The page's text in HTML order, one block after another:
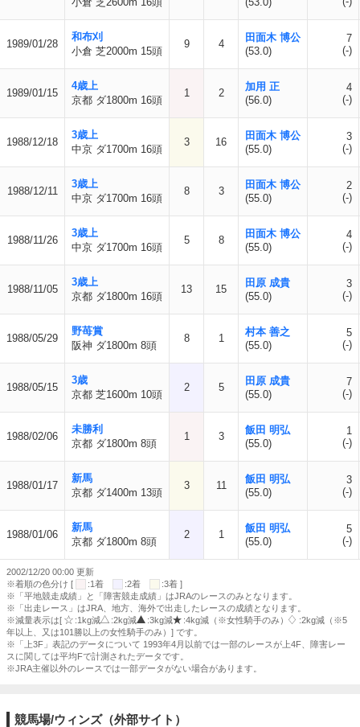
1989/01/28
和布刈
小倉 芝2000m 15頭
9 4
田面木 博公
(53.0)
7
(-)
1989/01/15
4歳上
京都 ダ1800m 16頭
1 2
加用 正
(56.0)
4
(-)
1988/12/18
3歳上
中京 ダ1700m 16頭
3 16
田面木 博公
(55.0)
3
(-)
1988/12/11
3歳上
中京 ダ1700m 16頭
8 3
田面木 博公
(55.0)
2
(-)
1988/11/26
3歳上
中京 ダ1700m 16頭
5 8
田面木 博公
(55.0)
4
(-)
1988/11/05
3歳上
京都 ダ1800m 16頭
13 15
田原 成貴
(55.0)
3
(-)
1988/05/29
野苺賞
阪神 ダ1800m 8頭
8 1
村本 善之
(55.0)
5
(-)
1988/05/15
3歳
京都 芝1600m 10頭
2 5
田原 成貴
(55.0)
7
(-)
1988/02/06
未勝利
京都 ダ1800m 8頭
1 3
飯田 明弘
(55.0)
1
(-)
1988/01/17
新馬
京都 ダ1400m 13頭
3 11
飯田 明弘
(55.0)
3
(-)
1988/01/06
新馬
京都 ダ1800m 8頭
2 1
飯田 明弘
(55.0)
5
(-)
2002/12/20 00:00 更新
※着順の色分け [
:1着 :2着
:3着 ]
※「平地競走成績」と「障害競走成績」はJRAのレースのみとなります。
※「出走レース」はJRA、地方、海外で出走したレースの成績となります。
※減量表示は[
:1kg減 :2kg減 :3kg減 :4kg減（※女性騎手のみ）
:2kg減（※5
年以上、又は101勝以上の女性騎手のみ）] です。
※「上3F」表記のデータについて 1993年4月以前では一部のレースが上4F、障害レー
スに関しては平均Fで計測されたデータです。
※JRA主催以外のレースでは一部データがない場合があります。
競馬場/ウィンズ（外部サイト）